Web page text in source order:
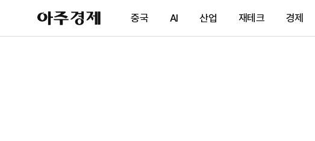
아
주
제
중국 AI 산업 재테크 경제